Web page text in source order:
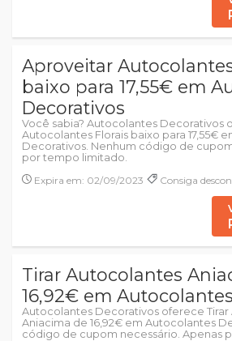
Aproveitar
baixo para 17,55€ em
Decorativos
Você sabia? Autocolantes Decorativos
Autocolantes Florais baixo para 17,55€
Decorativos. Nenhum código de
por tempo limitado.
Expira em: 02/09/2023
Consiga
Tirar Autocolantes
16,92€ em
Autocolantes Decorativos oferece
Aniacima de 16,92€ em Autocolantes
código de cupom necessário. Apenas